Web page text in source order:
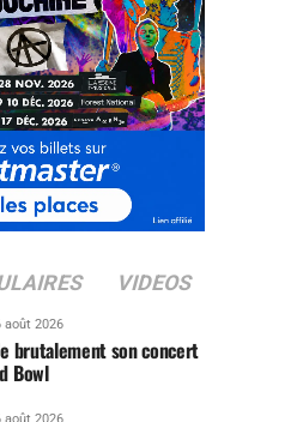
VIDEOS
août 2026
brutalement son concert
Bowl